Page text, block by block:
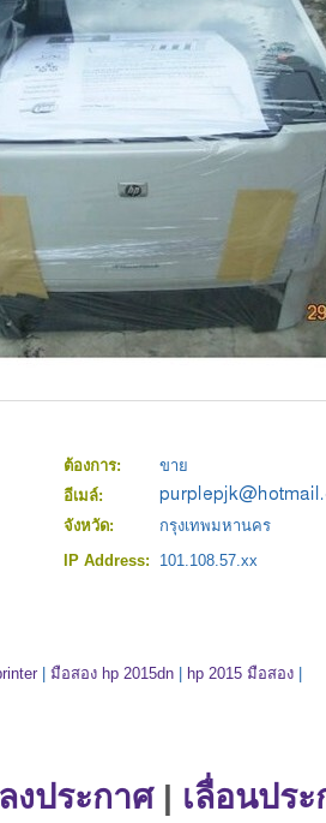
ต้องการ:
ขาย
อีเมล์:
จังหวัด:
กรุงเทพมหานคร
IP Address:
101.108.57.xx
มือสอง hp 2015dn hp 2015 มือสอง
ลงประกาศ| เลื่อนปร